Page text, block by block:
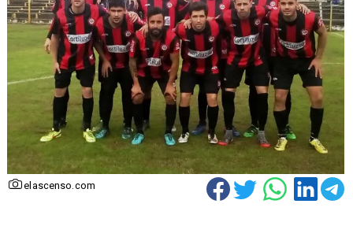
elascenso.com